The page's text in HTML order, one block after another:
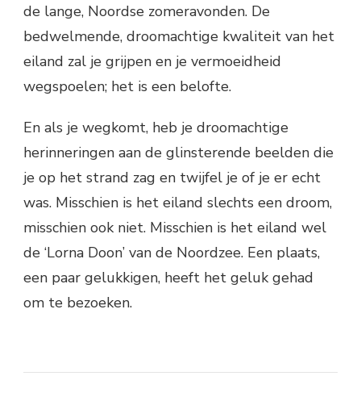
de lange, Noordse zomeravonden. De
bedwelmende, droomachtige kwaliteit van het
eiland zal je grijpen en je vermoeidheid
wegspoelen; het is een belofte.
En als je wegkomt, heb je droomachtige
herinneringen aan de glinsterende beelden die
je op het strand zag en twijfel je of je er echt
was. Misschien is het eiland slechts een droom,
misschien ook niet. Misschien is het eiland wel
de ‘Lorna Doon’ van de Noordzee. Een plaats,
een paar gelukkigen, heeft het geluk gehad
om te bezoeken.